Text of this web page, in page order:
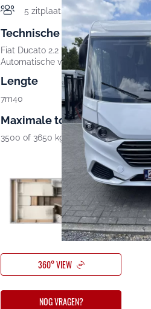
5 zitplaatsen 5
Technische gegevens
Fiat Ducato 2.2 Multijet 160PK euro 6
Automatische versnellingsbak
Lengte
7m40
Breedte
2m33
Maximale toegelaten massa
3500 of 3650 kg
360° VIEW
NOG VRAGEN?